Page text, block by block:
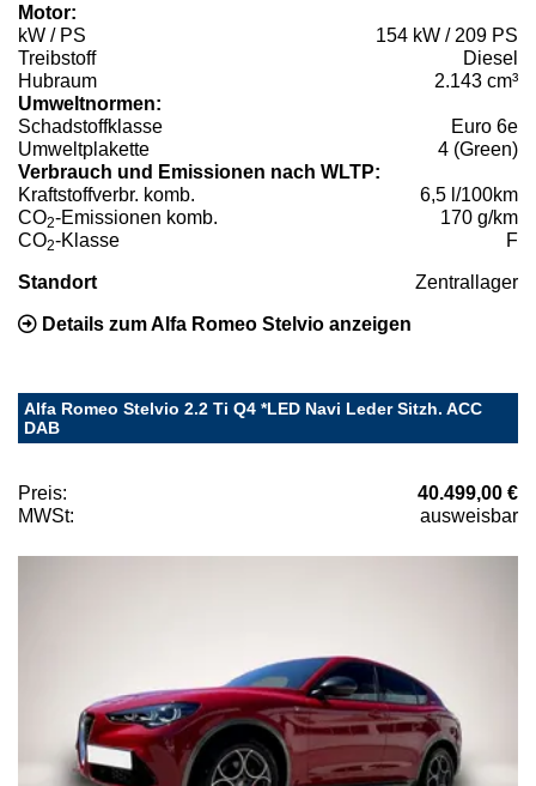
Motor:
kW / PS
154 kW / 209 PS
Treibstoff
Diesel
Hubraum
2.143 cm³
Umweltnormen:
Schadstoffklasse
Euro 6e
Umweltplakette
4 (Green)
Verbrauch und Emissionen nach WLTP:
Kraftstoffverbr. komb.
6,5 l/100km
CO2-Emissionen komb.
170 g/km
CO2-Klasse F
Standort Zentrallager
Details zum Alfa Romeo Stelvio anzeigen
Alfa Romeo Stelvio 2.2 Ti Q4 *LED Navi Leder Sitzh. ACC
DAB
Preis:
40.499,00 €
MWSt:
ausweisbar